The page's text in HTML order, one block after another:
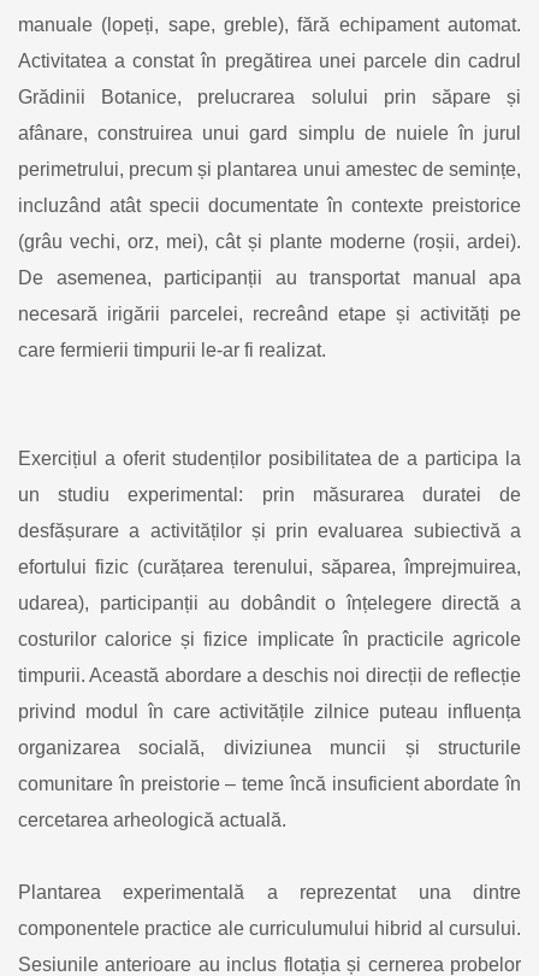
manuale (lopeți, sape, greble), fără echipament automat.
Activitatea a constat în pregătirea unei parcele din cadrul
Grădinii Botanice, prelucrarea solului prin săpare și
afânare, construirea unui gard simplu de nuiele în jurul
perimetrului, precum și plantarea unui amestec de semințe,
incluzând atât specii documentate în contexte preistorice
(grâu vechi, orz, mei), cât și plante moderne (roșii, ardei).
De asemenea, participanții au transportat manual apa
necesară irigării parcelei, recreând etape și activități pe
care fermierii timpurii le-ar fi realizat.
Exercițiul a oferit studenților posibilitatea de a participa la
un studiu experimental: prin măsurarea duratei de
desfășurare a activităților și prin evaluarea subiectivă a
efortului fizic (curățarea terenului, săparea, împrejmuirea,
udarea), participanții au dobândit o înțelegere directă a
costurilor calorice și fizice implicate în practicile agricole
timpurii. Această abordare a deschis noi direcții de reflecție
privind modul în care activitățile zilnice puteau influența
organizarea socială, diviziunea muncii și structurile
comunitare în preistorie – teme încă insuficient abordate în
cercetarea arheologică actuală.
Plantarea experimentală a reprezentat una dintre
componentele practice ale curriculumului hibrid al cursului.
Sesiunile anterioare au inclus flotația și cernerea probelor